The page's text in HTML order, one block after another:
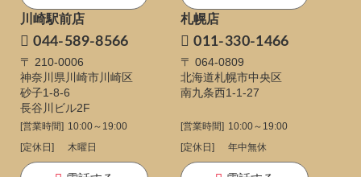
川崎駅前店
044-589-8566
〒 210-0006
神奈川県川崎市川崎区
砂子1-8-6
長谷川ビル2F
[営業時間] 10:00～19:00
[定休日]
木曜日
札幌店
011-330-1466
〒 064-0809
北海道札幌市中央区
南九条西1-1-27
[営業時間] 10:00～19:00
[定休日]
年中無休